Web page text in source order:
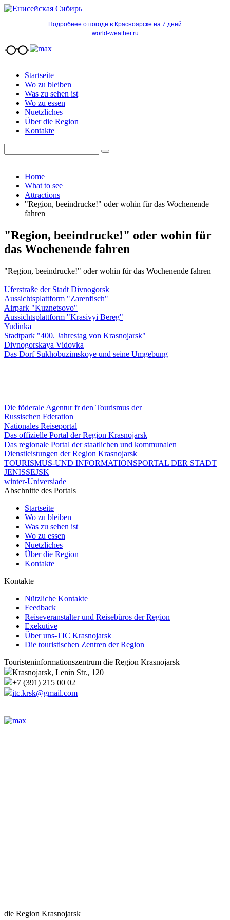
Подробнее о погоде в Красноярске на 7 дней
world-weather.ru
Startseite
Wo zu bleiben
Was zu sehen ist
Wo zu essen
Nuetzliches
Über die Region
Kontakte
Home
What to see
Attractions
"Region, beeindrucke!" oder wohin für das Wochenende
fahren
"Region, beeindrucke!" oder wohin für
das Wochenende fahren
"Region, beeindrucke!" oder wohin für das Wochenende fahren
Uferstraße der Stadt Divnogorsk
Aussichtsplattform "Zarenfisch"
Airpark "Kuznetsovo"
Aussichtsplattform "Krasivyi Bereg"
Yudinka
Stadtpark "400. Jahrestag von Krasnojarsk"
Divnogorskaya Vidovka
Das Dorf Sukhobuzimskoye und seine Umgebung
Die föderale Agentur fr den Tourismus der
Russischen Fderation
Nationales Reiseportal
Das offizielle Portal der Region Krasnojarsk
Das regionale Portal der staatlichen und kommunalen
Dienstleistungen der Region Krasnojarsk
TOURISMUS-UND INFORMATIONSPORTAL DER STADT
JENISSEJSK
winter-Universiade
Abschnitte des Portals
Startseite
Wo zu bleiben
Was zu sehen ist
Wo zu essen
Nuetzliches
Über die Region
Kontakte
Kontakte
Nützliche Kontakte
Feedback
Reiseveranstalter und Reisebüros der Region
Exekutive
Über uns-TIC Krasnojarsk
Die touristischen Zentren der Region
Touristeninformationszentrum die Region Krasnojarsk
Krasnojarsk, Lenin Str., 120
+7 (391) 215 00 02
itc.krsk@gmail.com
die Region Krasnojarsk